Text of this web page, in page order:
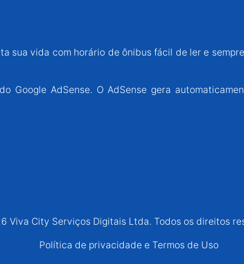
sua vida com horário de ônibus fácil de ler e
Google AdSense. O AdSense gera
Viva City Serviços Digitais Ltda. Todos os direitos
Política de privacidade e Termos de Uso